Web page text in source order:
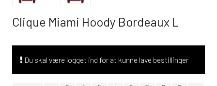
Clique Miami Hoody Bordeaux L
Du skal være logget ind for at kunne lave bestillinger